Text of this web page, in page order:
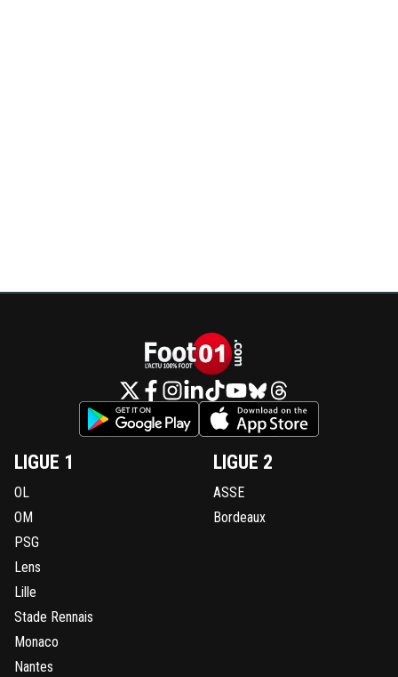
LIGUE 1
OL
OM
PSG
Lens
Lille
Stade Rennais
Monaco
Nantes
LIGUE 2
ASSE
Bordeaux